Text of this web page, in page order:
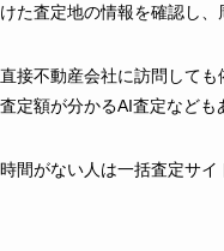
た査定地の情報を確認し
接不動産会社に訪問して
定額が分かるAI査定なども
間がない人は一括査定サイ